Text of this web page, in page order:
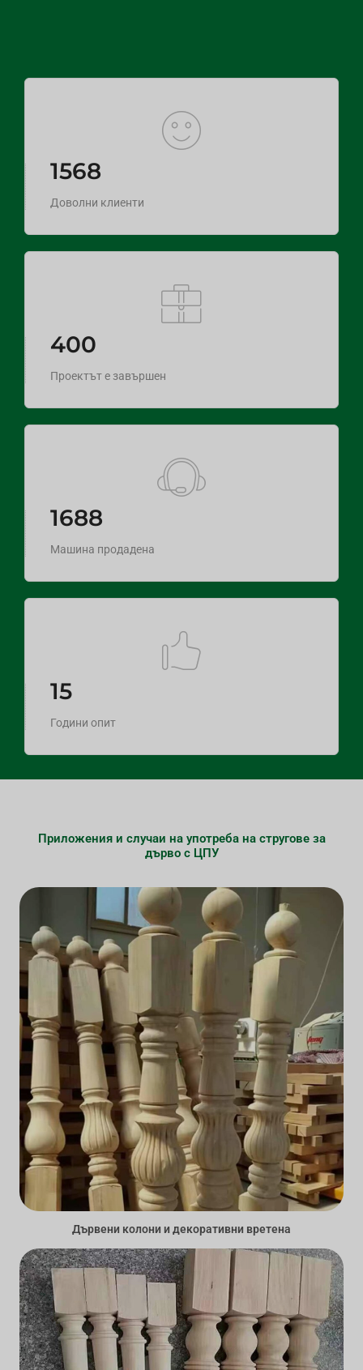
1568
Доволни клиенти
400
Проектът е завършен
1688
Машина продадена
15
Години опит
Приложения и случаи на употреба на стругове за
дърво с ЦПУ
Дървени колони и декоративни вретена